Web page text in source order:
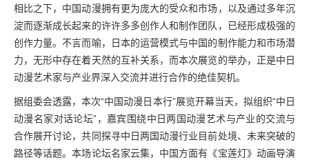
相比之下，中国动漫拥有更为庞大的受众和市场，以及通过多年沉
淀而逐渐成长起来的许许多多创作人和制作团队，已经形成极强的
创作力量。不言而喻，日本的运营模式与中国的制作能力和市场潜
力，无形中存在着天然的互补关系，而本次展览的举办，正是中日
动漫艺术家与产业界深入交流并进行合作的绝佳契机。
据组委会透露，本次“中国动漫日本行”展览开幕当天，拟组织“中日
动漫名家对话论坛”，嘉宾围绕中日两国动漫艺术与产业的交流与
合作展开讨论，共同探寻中日两国动漫行业目前处境、未来突破的
路径等话题。本场论坛名家云集，中国方面有《宝莲灯》动画导演